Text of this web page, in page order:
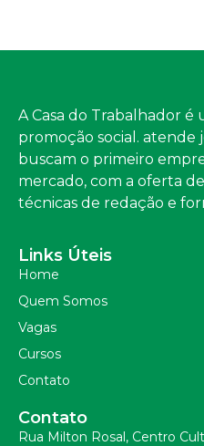
A Casa do Trabalhador é
promoção social. atende
buscam o primeiro
mercado, com a oferta
técnicas de redação e
Links Úteis
Home
Quem Somos
Vagas
Cursos
Contato
Contato
Rua Milton Rosal, Centro